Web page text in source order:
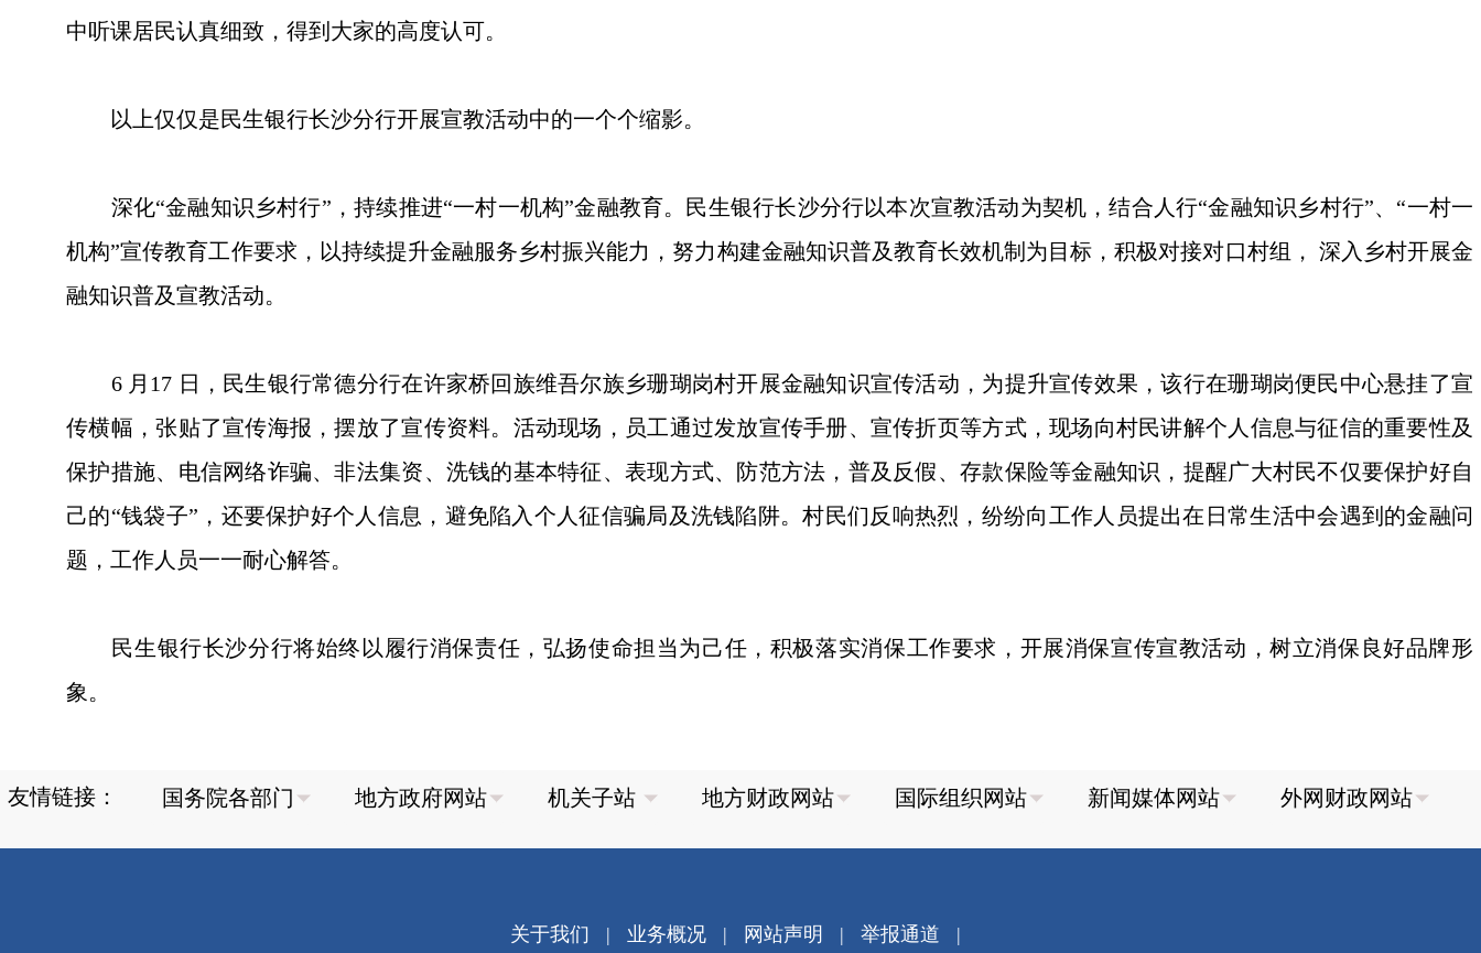
中听课居民认真细致，得到大家的高度认可。
以上仅仅是民生银行长沙分行开展宣教活动中的一个个缩影。
深化“金融知识乡村行”，持续推进“一村一机构”金融教育。民生银行长沙分行以本次宣教活动为契机，结合人行“金融知识乡村行”、“一村一
机构”宣传教育工作要求，以持续提升金融服务乡村振兴能力，努力构建金融知识普及教育长效机制为目标，积极对接对口村组， 深入乡村开展金
融知识普及宣教活动。
6 月17 日，民生银行常德分行在许家桥回族维吾尔族乡珊瑚岗村开展金融知识宣传活动，为提升宣传效果，该行在珊瑚岗便民中心悬挂了宣
传横幅，张贴了宣传海报，摆放了宣传资料。活动现场，员工通过发放宣传手册、宣传折页等方式，现场向村民讲解个人信息与征信的重要性及
保护措施、电信网络诈骗、非法集资、洗钱的基本特征、表现方式、防范方法，普及反假、存款保险等金融知识，提醒广大村民不仅要保护好自
己的“钱袋子”，还要保护好个人信息，避免陷入个人征信骗局及洗钱陷阱。村民们反响热烈，纷纷向工作人员提出在日常生活中会遇到的金融问
题，工作人员一一耐心解答。
民生银行长沙分行将始终以履行消保责任，弘扬使命担当为己任，积极落实消保工作要求，开展消保宣传宣教活动，树立消保良好品牌形
象。
友情链接：
关于我们 | 业务概况| 网站声明 | 举报通道 |